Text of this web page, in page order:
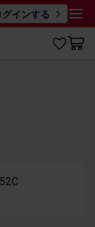
グインする